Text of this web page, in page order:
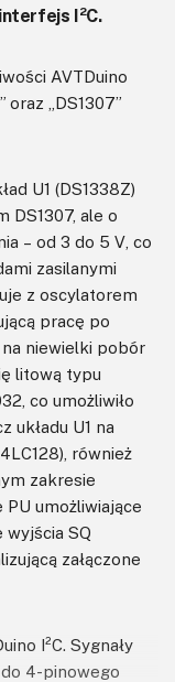
I²C.
AVTDuino
„DS1307”
U1 (DS1338Z)
DS1307, ale o
– od 3 do 5 V, co
zasilanymi
z oscylatorem
pracę po
na niewielki pobór
litową typu
co umożliwiło
układu U1 na
również
zakresie
PU umożliwiające
wyjścia SQ
załączone
I²C. Sygnały
4-pinowego